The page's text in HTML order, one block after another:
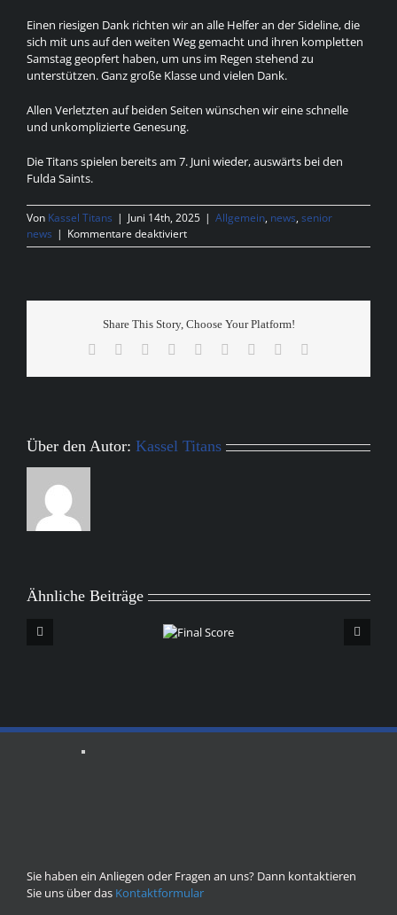
Einen riesigen Dank richten wir an alle Helfer an der Sideline, die
sich mit uns auf den weiten Weg gemacht und ihren kompletten
Samstag geopfert haben, um uns im Regen stehend zu
unterstützen. Ganz große Klasse und vielen Dank.
Allen Verletzten auf beiden Seiten wünschen wir eine schnelle
und unkomplizierte Genesung.
Die Titans spielen bereits am 7. Juni wieder, auswärts bei den
Fulda Saints.
Von Kassel Titans | Juni 14th, 2025 | Allgemein, news, senior
news | Kommentare deaktiviertfür
Spielbericht
Pikes
Share This Story, Choose Your Platform!
Facebook Reddit LinkedInWhatsApp
TumblrPinterest
Über den Autor: Kassel Titans
Ähnliche Beiträge
Sie haben ein Anliegen oder Fragen an uns? Dann kontaktieren
Sie uns über das Kontaktformular